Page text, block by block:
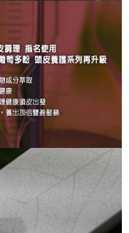
護人之同意方可使用
損失，本公司不負相關責
號之用戶狀況，依本公司即
情形，本公司將視審查結果
。若發現惡意使用之情形，
額度並採取法律行動。